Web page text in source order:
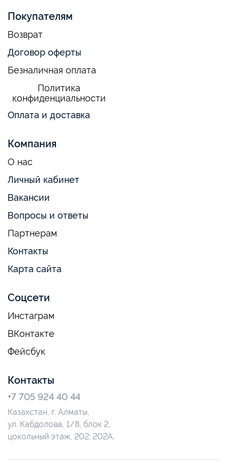
Покупателям
Возврат
Договор оферты
Безналичная оплата
Политика
конфиденциальности
Оплата и доставка
Компания
О нас
Личный кабинет
Вакансии
Вопросы и ответы
Партнерам
Контакты
Карта сайта
Соцсети
Инстаграм
ВКонтакте
Фейсбук
Контакты
+7 705 924 40 44
Казахстан, г. Алматы,
ул. Кабдолова, 1/8, блок 2,
цокольный этаж, 202; 202А.